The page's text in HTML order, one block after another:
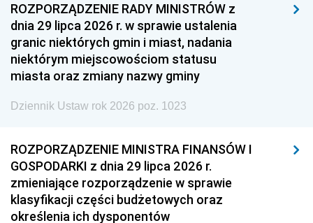
ROZPORZĄDZENIE RADY MINISTRÓW z
dnia 29 lipca 2026 r. w sprawie ustalenia
granic niektórych gmin i miast, nadania
niektórym miejscowościom statusu
miasta oraz zmiany nazwy gminy
Dziennik Ustaw rok 2026 poz. 1023
ROZPORZĄDZENIE MINISTRA FINANSÓW I
GOSPODARKI z dnia 29 lipca 2026 r.
zmieniające rozporządzenie w sprawie
klasyfikacji części budżetowych oraz
określenia ich dysponentów